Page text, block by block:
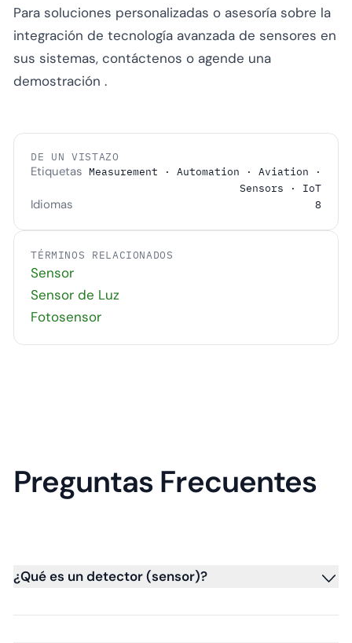
Para soluciones personalizadas o asesoría sobre la
integración de tecnología avanzada de sensores en
sus sistemas, contáctenos o agende una
demostración .
DE UN VISTAZO
Etiquetas Measurement · Automation · Aviation ·
Sensors · IoT
Idiomas 8
TÉRMINOS RELACIONADOS
Sensor
Sensor de Luz
Fotosensor
Preguntas Frecuentes
¿Qué es un detector (sensor)?